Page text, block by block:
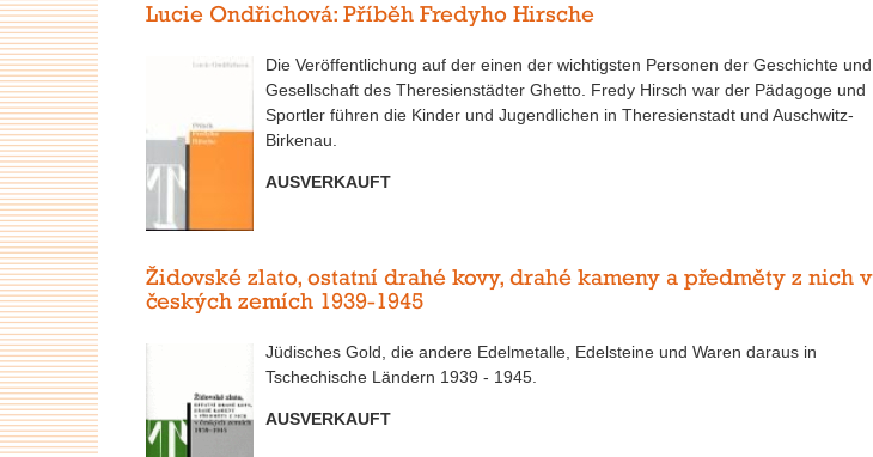
Lucie Ondřichová: Příběh Fredyho Hirsche
Die Veröffentlichung auf der einen der wichtigsten Personen der Geschichte und
Gesellschaft des Theresienstädter Ghetto. Fredy Hirsch war der Pädagoge und
Sportler führen die Kinder und Jugendlichen in Theresienstadt und Auschwitz-
Birkenau.
AUSVERKAUFT
Židovské zlato, ostatní drahé kovy, drahé kameny a předměty z nich v
českých zemích 1939-1945
Jüdisches Gold, die andere Edelmetalle, Edelsteine und Waren daraus in
Tschechische Ländern 1939 - 1945.
AUSVERKAUFT